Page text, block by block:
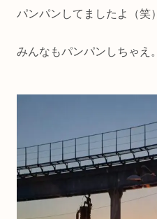
パンパンしてましたよ（笑）
みんなもパンパンしちゃえ。